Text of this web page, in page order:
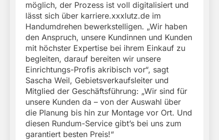
möglich, der Prozess ist voll digitalisiert und
lässt sich über karriere.xxxlutz.de im
Handumdrehen bewerkstelligen. „Wir haben
den Anspruch, unsere Kundinnen und Kunden
mit höchster Expertise bei ihrem Einkauf zu
begleiten, darauf bereiten wir unsere
Einrichtungs-Profis akribisch vor“, sagt
Sascha Weil, Gebietsverkaufsleiter und
Mitglied der Geschäftsführung: „Wir sind für
unsere Kunden da – von der Auswahl über
die Planung bis hin zur Montage vor Ort. Und
diesen Rundum-Service gibt’s bei uns zum
garantiert besten Preis!“